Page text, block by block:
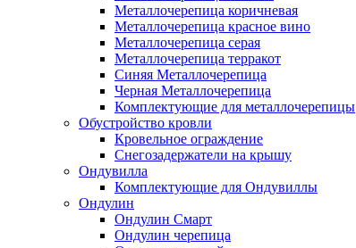
Металлочерепица коричневая
Металлочерепица красное вино
Металлочерепица серая
Металлочерепица терракот
Синяя Металлочерепица
Черная Металлочерепица
Комплектующие для металлочерепицы
Обустройство кровли
Кровельное ограждение
Снегозадержатели на крышу
Ондувилла
Комплектующие для Ондувиллы
Ондулин
Ондулин Смарт
Ондулин черепица